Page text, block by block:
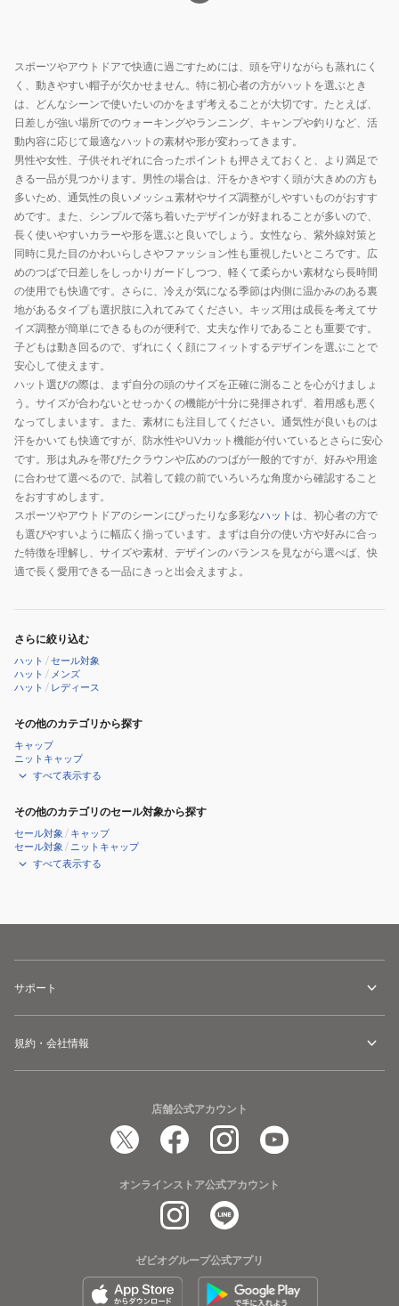
EC02536502
ク
スポーツやアウトドアで快適に過ごすためには、頭を守りながらも蒸れにく
く、動きやすい帽子が欠かせません。特に初心者の方がハットを選ぶとき
は、どんなシーンで使いたいのかをまず考えることが大切です。たとえば、
日差しが強い場所でのウォーキングやランニング、キャンプや釣りなど、活
動内容に応じて最適なハットの素材や形が変わってきます。
男性や女性、子供それぞれに合ったポイントも押さえておくと、より満足で
きる一品が見つかります。男性の場合は、汗をかきやすく頭が大きめの方も
多いため、通気性の良いメッシュ素材やサイズ調整がしやすいものがおすす
めです。また、シンプルで落ち着いたデザインが好まれることが多いので、
長く使いやすいカラーや形を選ぶと良いでしょう。女性なら、紫外線対策と
同時に見た目のかわいらしさやファッション性も重視したいところです。広
めのつばで日差しをしっかりガードしつつ、軽くて柔らかい素材なら長時間
の使用でも快適です。さらに、冷えが気になる季節は内側に温かみのある裏
地があるタイプも選択肢に入れてみてください。キッズ用は成長を考えてサ
イズ調整が簡単にできるものが便利で、丈夫な作りであることも重要です。
子どもは動き回るので、ずれにくく顔にフィットするデザインを選ぶことで
安心して使えます。
ハット選びの際は、まず自分の頭のサイズを正確に測ることを心がけましょ
う。サイズが合わないとせっかくの機能が十分に発揮されず、着用感も悪く
なってしまいます。また、素材にも注目してください。通気性が良いものは
汗をかいても快適ですが、防水性やUVカット機能が付いているとさらに安心
です。形は丸みを帯びたクラウンや広めのつばが一般的ですが、好みや用途
に合わせて選べるので、試着して鏡の前でいろいろな角度から確認すること
をおすすめします。
スポーツやアウトドアのシーンにぴったりな多彩なハット は、初心者の方で
も選びやすいように幅広く揃っています。まずは自分の使い方や好みに合っ
た特徴を理解し、サイズや素材、デザインのバランスを見ながら選べば、快
適で長く愛用できる一品にきっと出会えますよ。
さらに絞り込む
ハット /セール対象
ハット / メンズ
ハット / レディース
その他のカテゴリから探す
キャップ
ニットキャップ
すべて表示する
その他のカテゴリのセール対象から探す
セール対象 / キャップ
セール対象 / ニットキャップ
すべて表示する
サポート
規約・会社情報
店舗公式アカウント
オンラインストア公式アカウント
ゼビオグループ公式アプリ